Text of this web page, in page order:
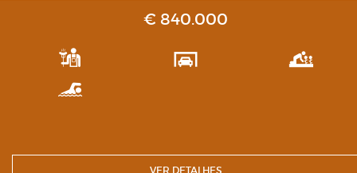
embutidos. Ar condicionado em todas as divisões. No exterior,
criando o cenário perfeito para desfrutar do clima e da
serenidade. Descubra a casa dos seus sonhos.
€ 840.000
VER DETALHES